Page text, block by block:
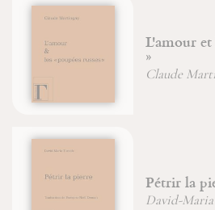
L'amour et
»
Claude
Pétrir la
David-